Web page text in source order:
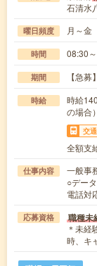
石清水
曜日頻度 月～金
時間 08:30
期間 【急
時給
時給
の場合）
交
全額支
仕事内容
一般事
○デー
電話対
応募資格 職種未
＊未経
時、キ